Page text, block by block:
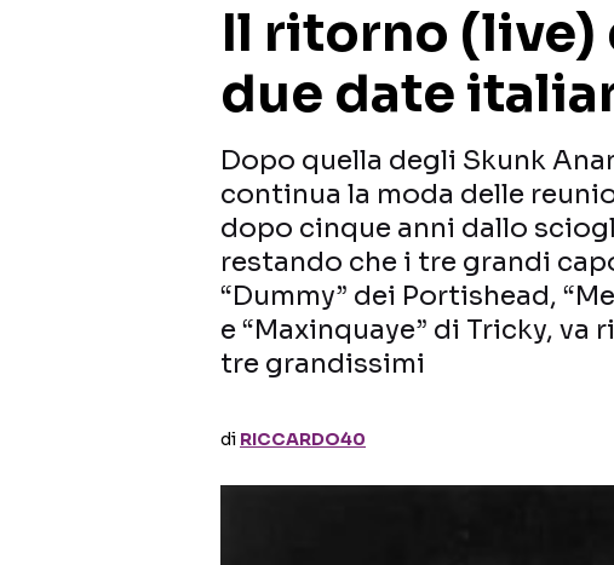
Il ritorno (live)
due date
Dopo quella degli Skunk
continua la moda delle
dopo cinque anni dallo
restando che i tre grandi
“Dummy” dei Portishead,
e “Maxinquaye” di Tricky,
tre grandissimi
di RICCARDO40